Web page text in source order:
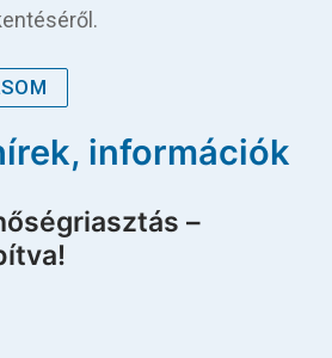
információk
–